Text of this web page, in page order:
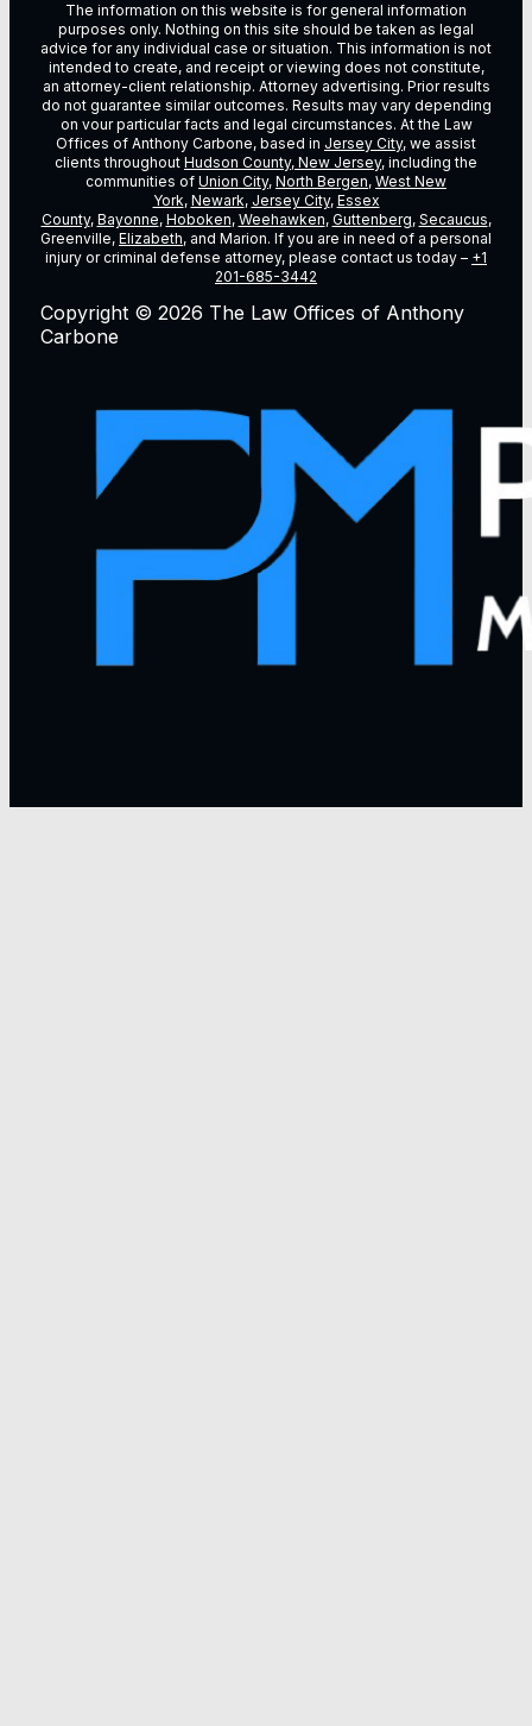
The information on this website is for general information
purposes only. Nothing on this site should be taken as legal
advice for any individual case or situation. This information is not
intended to create, and receipt or viewing does not constitute,
an attorney-client relationship. Attorney advertising. Prior results
do not guarantee similar outcomes. Results may vary depending
on vour particular facts and legal circumstances. At the Law
Offices of Anthony Carbone, based in Jersey City, we assist
clients throughout Hudson County, New Jersey, including the
communities of Union City, North Bergen, West New
York, Newark, Jersey City, Essex
County, Bayonne, Hoboken, Weehawken, Guttenberg, Secaucus,
Greenville, Elizabeth, and Marion. If you are in need of a personal
injury or criminal defense attorney, please contact us today – +1
201-685-3442
Copyright © 2026 The Law Offices of Anthony
Carbone